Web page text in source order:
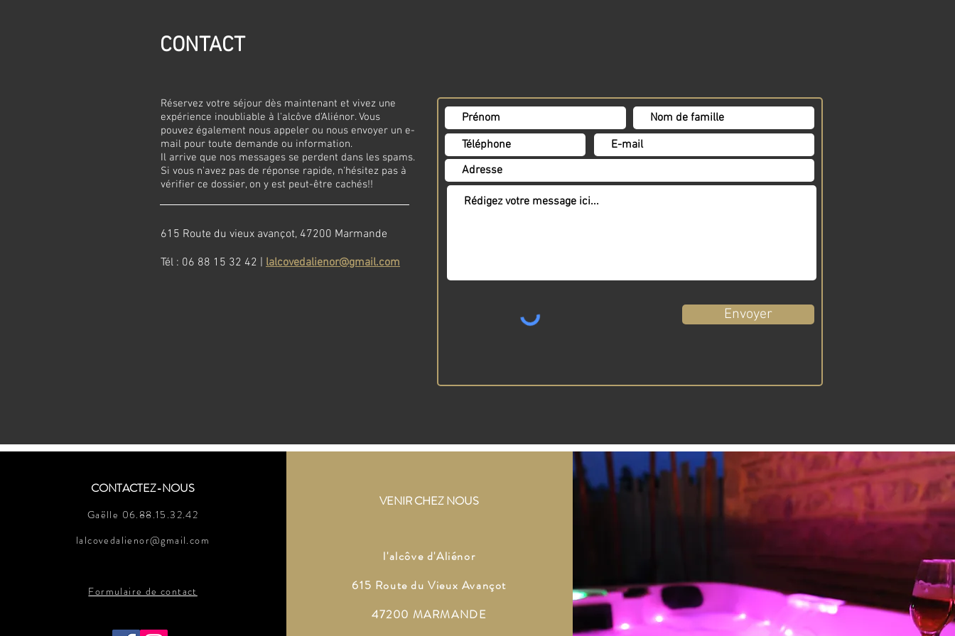
CONTACT
Réservez votre séjour dès maintenant et vivez une
expérience inoubliable à l'alcôve d'Aliénor. Vous
pouvez également nous appeler ou nous envoyer un e-
mail pour toute demande ou information.
Il arrive que nos messages se perdent dans les spams.
Si vous n'avez pas de réponse rapide, n'hésitez pas à
vérifier ce dossier, on y est peut-être cachés!!
615 Route du vieux avançot, 47200 Marmande
Tél : 06 88 15 32 42 | lalcovedalienor@gmail.com
Envoyer
CONTACTEZ-NOUS
Gaëlle 06.88.15.32.42
lalcovedalienor@gmail.com
Formulaire de contact
VENIR CHEZ NOUS
l'alcôve d'Aliénor
615 Route du Vieux Avançot
47200 MARMANDE